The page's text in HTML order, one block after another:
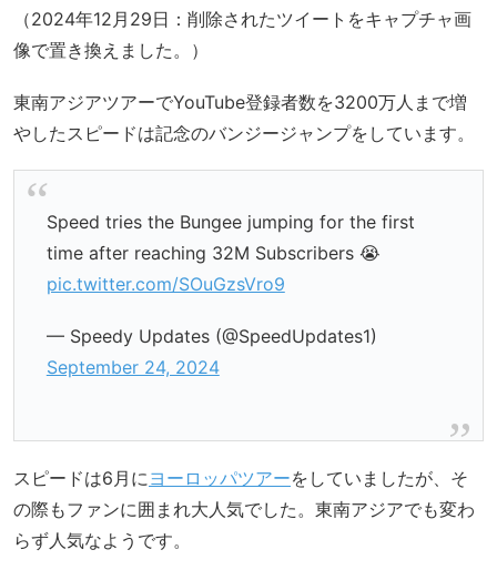
（2024年12月29日：削除されたツイートをキャプチャ画
像で置き換えました。）
東南アジアツアーでYouTube登録者数を3200万人まで増
やしたスピードは記念のバンジージャンプをしています。
Speed tries the Bungee jumping for the first
time after reaching 32M Subscribers 😭
pic.twitter.com/SOuGzsVro9
— Speedy Updates (@SpeedUpdates1)
September 24, 2024
スピードは6月に ヨーロッパツアーをしていましたが、そ
の際もファンに囲まれ大人気でした。東南アジアでも変わ
らず人気なようです。